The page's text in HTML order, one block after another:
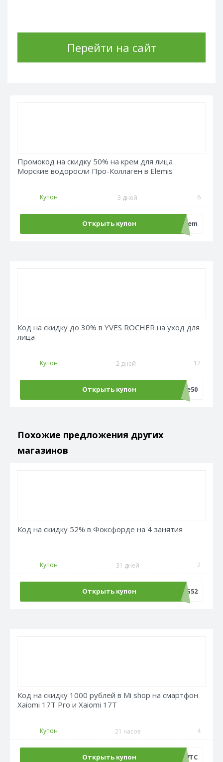
Перейти на сайт
Промокод на скидку 50% на крем для лица
Морские водоросли Про-Коллаген в Elemis
Купон 3 дней 6
Открыть купон sale50crem
Код на скидку до 30% в YVES ROCHER на уход для
лица
Купон 2 дней 12
Открыть купон Sale50
Похожие предложения других
магазинов
Код на скидку 52% в Фоксфорде на 4 занятия
Купон 31 дней 2
Открыть купон LANG52
Код на скидку 1000 рублей в Mi shop на смартфон
Xaiomi 17T Pro и Xaiomi 17T
Купон 21 часов 4
Открыть купон AT17TC